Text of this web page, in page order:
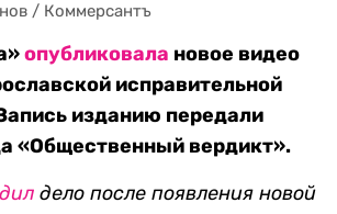
/ Коммерсантъ
опубликовала новое видео
исправительной
изданию передали
«Общественный вердикт».
дело после появления новой